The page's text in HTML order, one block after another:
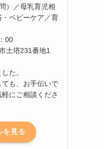
）／母乳育児相
ベビーケア／育
00
土塔231番地1
た。
も、お手伝いで
にご相談くださ
を見る